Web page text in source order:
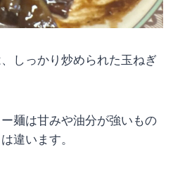
しっかり炒められた玉ねぎ
麺は甘みや油分が強いもの
違います。